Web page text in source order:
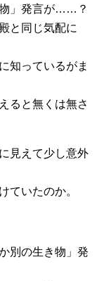
物」発言が……？
と同じ気配に
知っているがま
ると無くは無さ
見えて少し意外
ていたのか。
別の生き物」発